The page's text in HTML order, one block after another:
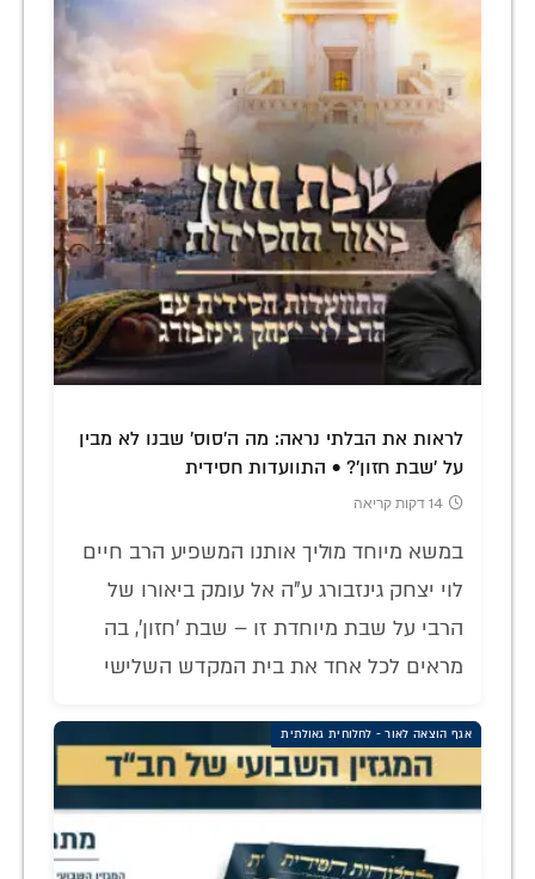
לראות את הבלתי נראה: מה ה'סוס' שבנו לא מבין
על 'שבת חזון'? • התוועדות חסידית
14 דקות קריאה
במשא מיוחד מוליך אותנו המשפיע הרב חיים
לוי יצחק גינזבורג ע"ה אל עומק ביאורו של
הרבי על שבת מיוחדת זו – שבת 'חזון', בה
מראים לכל אחד את בית המקדש השלישי
אגף הוצאה לאור - לחלוחית גאולתית